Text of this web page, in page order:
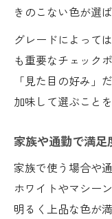
きのこない色が選
グレードによって
も重要なチェック
「見た目の好み」
加味して選ぶこと
家族や通勤で満
家族で使う場合や
ホワイトやマシー
明るく上品な色が